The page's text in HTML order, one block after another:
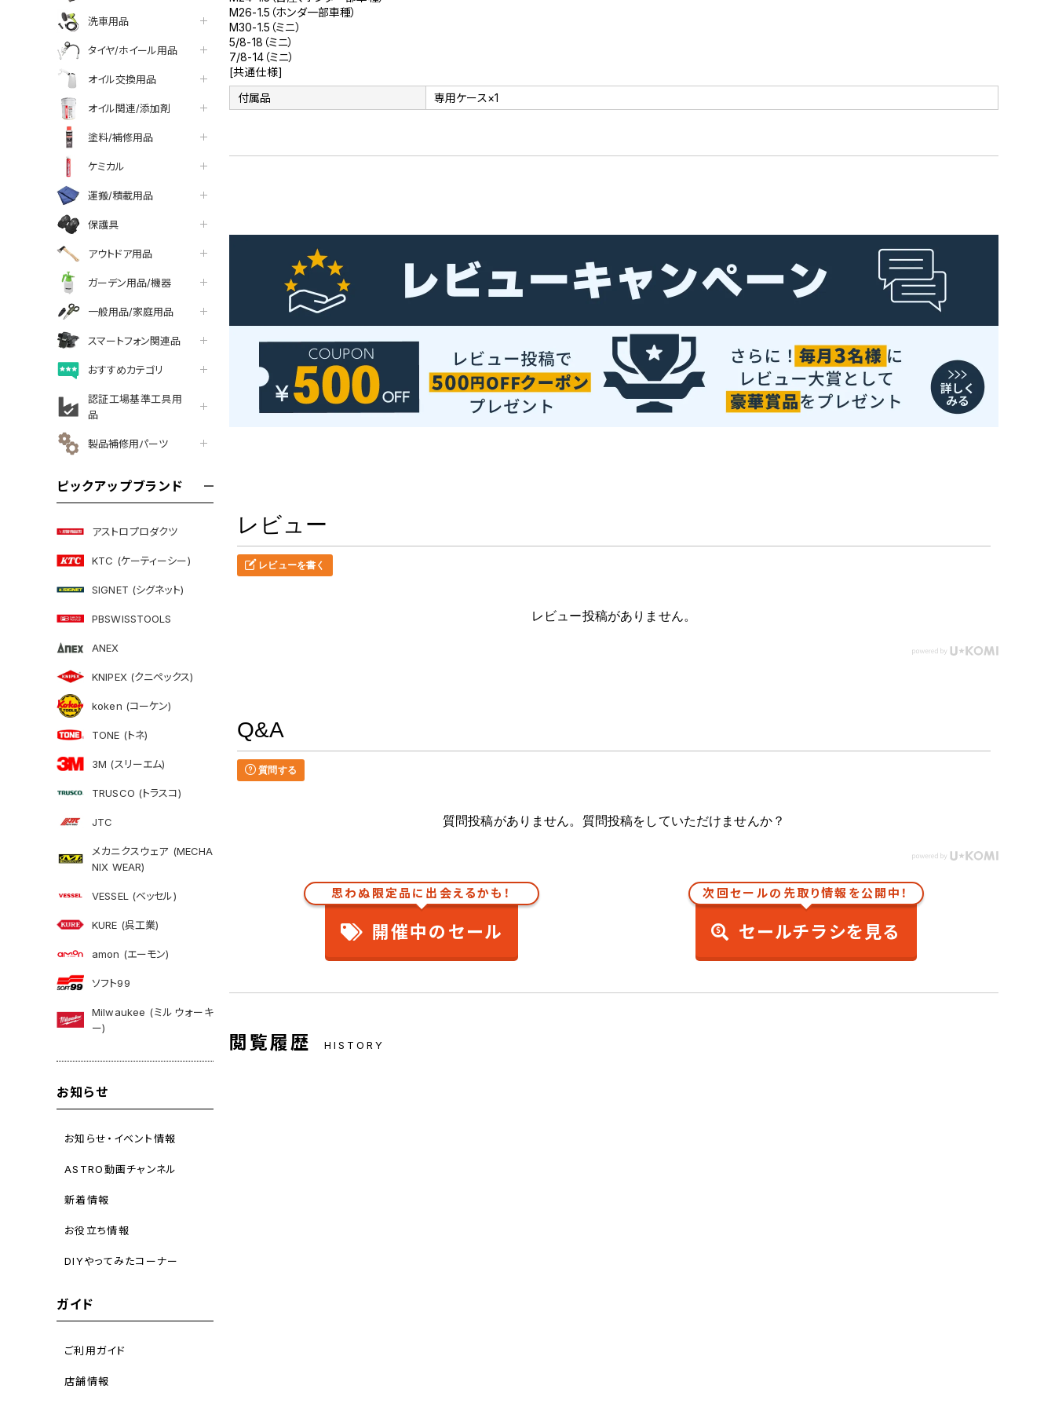
洗車用品
タイヤ/ホイール用品
オイル交換用品
オイル関連/添加剤
塗料/補修用品
ケミカル
運搬/積載用品
保護具
アウトドア用品
ガーデン用品/機器
一般用品/家庭用品
スマートフォン関連品
おすすめカテゴリ
認証工場基準工具用
品
製品補修用パーツ
ピックアップブランド
アストロプロダクツ
KTC (ケーティーシー)
SIGNET (シグネット)
PBSWISSTOOLS
ANEX
KNIPEX (クニペックス)
koken (コーケン)
TONE (トネ)
3M (スリーエム)
TRUSCO (トラスコ)
JTC
メカニクスウェア (MECHA
NIX WEAR)
VESSEL (ベッセル)
KURE (呉工業)
amon (エーモン)
ソフト99
Milwaukee (ミルウォーキ
ー)
お知らせ
お知らせ・イベント情報
ASTRO動画チャンネル
新着情報
お役立ち情報
DIYやってみたコーナー
ガイド
ご利用ガイド
店舗情報
M26-1.5（ホンダ一部車種）
M30-1.5（ミニ）
5/8-18（ミニ）
7/8-14（ミニ）
[共通仕様]
付属品
専用ケース×1
レビュー
レビューを書く
レビュー投稿がありません。
Q&A
質問する
質問投稿がありません。質問投稿をしていただけませんか？
思わぬ限定品に出会えるかも！
開催中のセール
次回セールの先取り情報を公開中！
セールチラシを見る
閲覧履歴 HISTORY